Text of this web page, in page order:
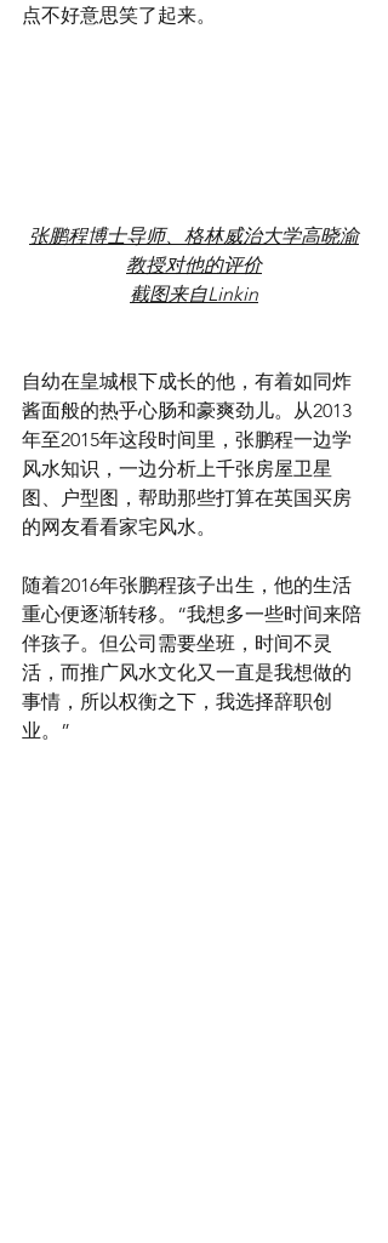
点不好意思笑了起来。
张鹏程博士导师、格林威治大学高晓渝
教授对他的评价
截图来自Linkin
自幼在皇城根下成长的他，有着如同炸
酱面般的热乎心肠和豪爽劲儿。从2013
年至2015年这段时间里，张鹏程一边学
风水知识，一边分析上千张房屋卫星
图、户型图，帮助那些打算在英国买房
的网友看看家宅风水。
随着2016年张鹏程孩子出生，他的生活
重心便逐渐转移。“我想多一些时间来陪
伴孩子。但公司需要坐班，时间不灵
活，而推广风水文化又一直是我想做的
事情，所以权衡之下，我选择辞职创
业。”